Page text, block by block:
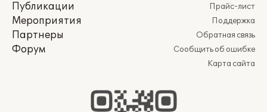
Публикации
Мероприятия
Партнеры
Форум
Прайс-лист
Поддержка
Обратная связь
Сообщить об ошибке
Карта сайта